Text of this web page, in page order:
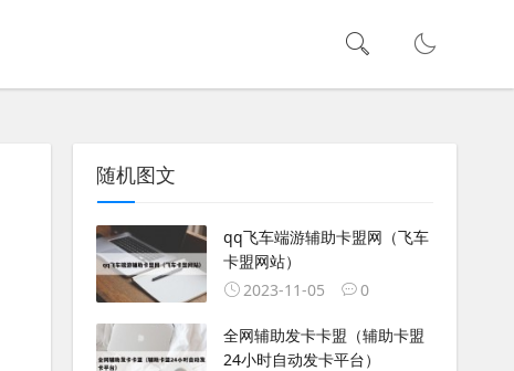
随机图文
qq飞车端游辅助卡盟网（飞车
卡盟网站）
2023-11-05
0
全网辅助发卡卡盟（辅助卡盟
24小时自动发卡平台）